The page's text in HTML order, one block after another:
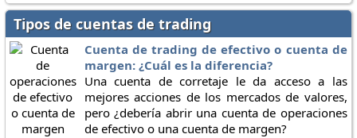
Tipos de cuentas de trading
Cuenta de trading de efectivo o cuenta de
margen: ¿Cuál es la diferencia?
Una cuenta de corretaje le da acceso a las
mejores acciones de los mercados de valores,
pero ¿debería abrir una cuenta de operaciones
de efectivo o una cuenta de margen?